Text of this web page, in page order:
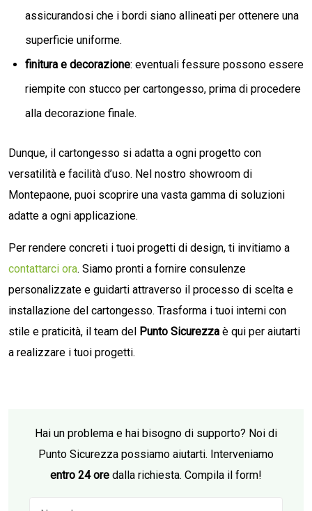
assicurandosi che i bordi siano allineati per ottenere una
superficie uniforme.
finitura e decorazione: eventuali fessure possono essere
riempite con stucco per cartongesso, prima di procedere
alla decorazione finale.
Dunque, il cartongesso si adatta a ogni progetto con
versatilità e facilità d’uso. Nel nostro showroom di
Montepaone, puoi scoprire una vasta gamma di soluzioni
adatte a ogni applicazione.
Per rendere concreti i tuoi progetti di design, ti invitiamo a
contattarci ora. Siamo pronti a fornire consulenze
personalizzate e guidarti attraverso il processo di scelta e
installazione del cartongesso. Trasforma i tuoi interni con
stile e praticità, il team del Punto Sicurezza è qui per aiutarti
a realizzare i tuoi progetti.
Hai un problema e hai bisogno di supporto? Noi di
Punto Sicurezza possiamo aiutarti. Interveniamo
entro 24 ore dalla richiesta. Compila il form!